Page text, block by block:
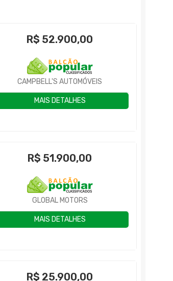
R$ 52.900,00
CAMPBELL'S AUTOMÓVEIS
MAIS DETALHES
R$ 51.900,00
GLOBAL MOTORS
MAIS DETALHES
R$ 25.900,00